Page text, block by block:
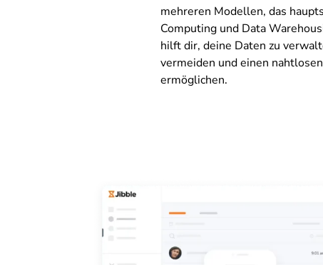
mehreren Modellen, das
Computing und Data
hilft dir, deine Daten zu
vermeiden und einen
ermöglichen.